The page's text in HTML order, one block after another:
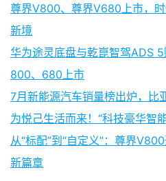
尊界V800、尊界V680上市，
新境
华为途灵底盘与乾崑智驾ADS
800、680上市
7月新能源汽车销量榜出炉，比
为悦己生活而来！“科技豪华智
从“标配”到“自定义”：尊界
新篇章